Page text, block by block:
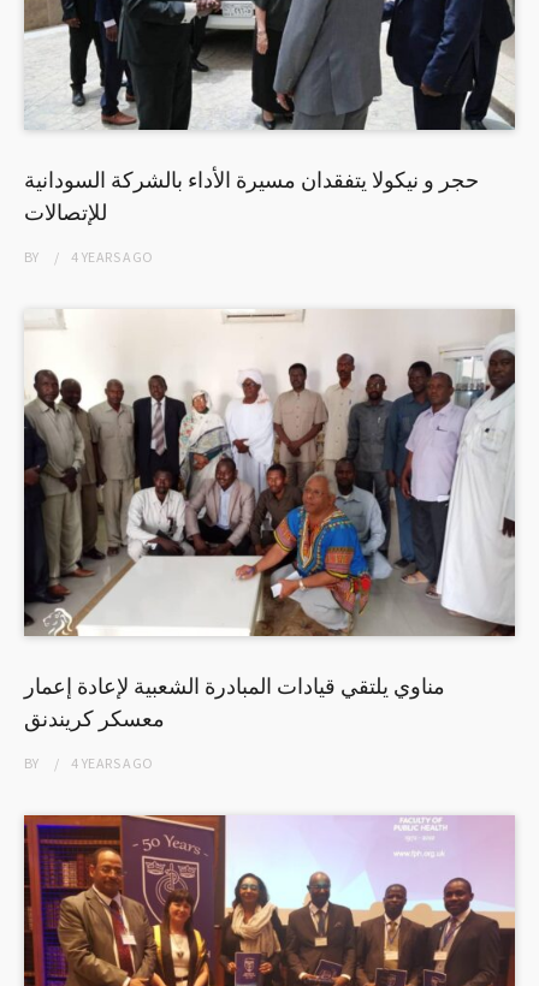
حجر و نيكولا يتفقدان مسيرة الأداء بالشركة السودانية
للإتصالات
BY 4 YEARSAGO
مناوي يلتقي قيادات المبادرة الشعبية لإعادة إعمار
معسكر كريندنق
BY 4 YEARSAGO